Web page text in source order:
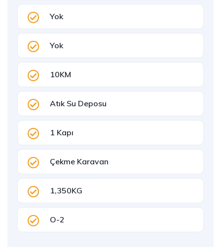
Yok
Yok
10KM
Atık Su Deposu
1 Kapı
Çekme Karavan
1,350KG
O-2